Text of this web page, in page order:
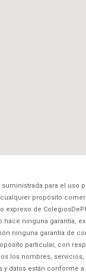
para el uso
propósito
expreso de
hace ninguna garantía,
ninguna garantía de
particular, con
los nombres, servicios,
datos están conforme a